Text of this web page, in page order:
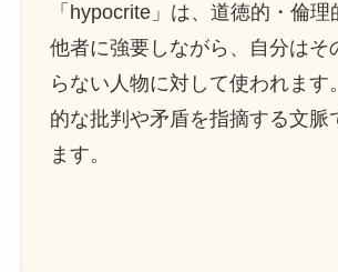
「hypocrite」は、道徳的・倫理
他者に強要しながら、自分はそ
らない人物に対して使われます
的な批判や矛盾を指摘する文脈
ます。